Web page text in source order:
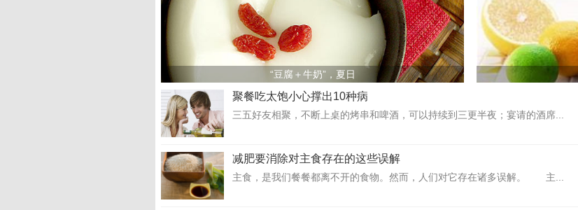
“豆腐＋牛奶”，夏日
聚餐吃太饱小心撑出10种病
三五好友相聚，不断上桌的烤串和啤酒，可以持续到三更半夜；宴请的酒席...
减肥要消除对主食存在的这些误解
主食，是我们餐餐都离不开的食物。然而，人们对它存在诸多误解。 主...